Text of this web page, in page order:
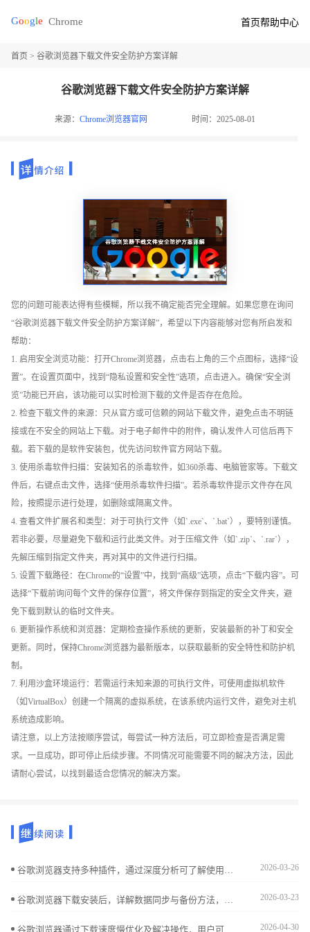
首页帮助中心
首页 > 谷歌浏览器下载文件安全防护方案详解
谷歌浏览器下载文件安全防护方案详解
来源：Chrome浏览器官网 时间：2025-08-01
您的问题可能表达得有些模糊，所以我不确定能否完全理解。如果您意在询问
“谷歌浏览器下载文件安全防护方案详解”，希望以下内容能够对您有所启发和
帮助：
1. 启用安全浏览功能：打开Chrome浏览器，点击右上角的三个点图标，选择“设
置”。在设置页面中，找到“隐私设置和安全性”选项，点击进入。确保“安全浏
览”功能已开启，该功能可以实时检测下载的文件是否存在危险。
2. 检查下载文件的来源：只从官方或可信赖的网站下载文件，避免点击不明链
接或在不安全的网站上下载。对于电子邮件中的附件，确认发件人可信后再下
载。若下载的是软件安装包，优先访问软件官方网站下载。
3. 使用杀毒软件扫描：安装知名的杀毒软件，如360杀毒、电脑管家等。下载文
件后，右键点击文件，选择“使用杀毒软件扫描”。若杀毒软件提示文件存在风
险，按照提示进行处理，如删除或隔离文件。
4. 查看文件扩展名和类型：对于可执行文件（如`.exe`、`.bat`），要特别谨慎。
若非必要，尽量避免下载和运行此类文件。对于压缩文件（如`.zip`、`.rar`），
先解压缩到指定文件夹，再对其中的文件进行扫描。
5. 设置下载路径：在Chrome的“设置”中，找到“高级”选项，点击“下载内容”。可
选择“下载前询问每个文件的保存位置”，将文件保存到指定的安全文件夹，避
免下载到默认的临时文件夹。
6. 更新操作系统和浏览器：定期检查操作系统的更新，安装最新的补丁和安全
更新。同时，保持Chrome浏览器为最新版本，以获取最新的安全特性和防护机
制。
7. 利用沙盒环境运行：若需运行未知来源的可执行文件，可使用虚拟机软件
（如VirtualBox）创建一个隔离的虚拟系统，在该系统内运行文件，避免对主机
系统造成影响。
请注意，以上方法按顺序尝试，每尝试一种方法后，可立即检查是否满足需
求。一旦成功，即可停止后续步骤。不同情况可能需要不同的解决方法，因此
请耐心尝试，以找到最适合您情况的解决方案。
谷歌浏览器支持多种插件，通过深度分析可了解使用便利性。合理操作可提升功能体验和浏览效率。 2026-03-26
谷歌浏览器下载安装后，详解数据同步与备份方法，保障用户数据安全完整，实现多设备无缝连接和便捷使用。 2026-03-23
2026-04-30